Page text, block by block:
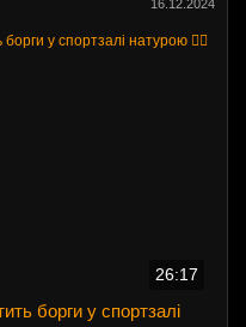
16.12.2024
26:17
борги у спортзалі